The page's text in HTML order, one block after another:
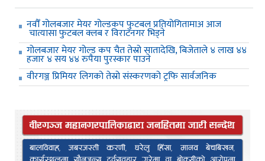
नवौँ गोलबजार मेयर गोल्डकप फुटबल प्रतियोगितामाअ आज
चात्यासा फुटबल क्लब र विराटनगर भिड्ने
गोलबजार मेयर गोल्ड कप चैत तेस्रो सातादेखि, बिजेताले ४ लाख ४४
हजार ४ सय ४४ रुपैया पुरस्कार पाउने
वीरगञ्ज प्रिमियर लिगको तेस्रो संस्करणको ट्रफि सार्वजनिक